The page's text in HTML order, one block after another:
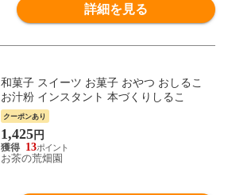
詳細を見る
和菓子 スイーツ お菓子 おやつ おしるこ
お汁粉 インスタント 本づくりしるこ
クーポンあり
1,425円
13
お茶の荒畑園